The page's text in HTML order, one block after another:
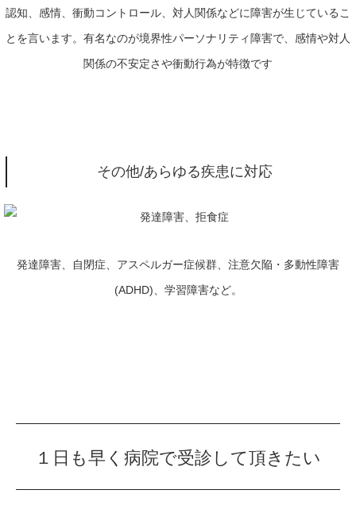
認知、感情、衝動コントロール、対人関係などに障害が生じているこ
とを言います。有名なのが境界性パーソナリティ障害で、感情や対人
関係の不安定さや衝動行為が特徴です
その他/あらゆる疾患に対応
発達障害、自閉症、アスペルガー症候群、注意欠陥・多動性障害
(ADHD)、学習障害など。
１日も早く病院で受診して頂きたい